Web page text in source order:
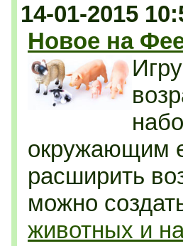
14-01-2015
Новое на
окружающим
расширить
можно
животных и